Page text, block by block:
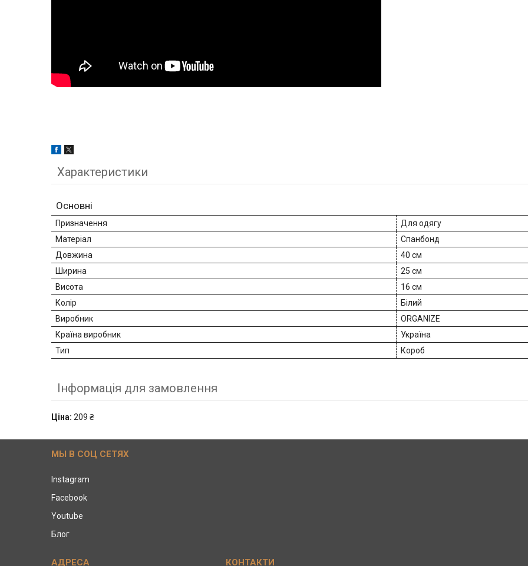
Характеристики
Основні
Призначення
Для одягу
Матеріал
Спанбонд
Довжина
40 см
Ширина
25 см
Висота
16 см
Колір
Білий
Виробник
ORGANIZE
Країна виробник
Україна
Тип
Короб
Інформація для замовлення
Ціна: 209 ₴
МЫ В СОЦ СЕТЯХ
Instagram
Facebook
Youtube
Блог